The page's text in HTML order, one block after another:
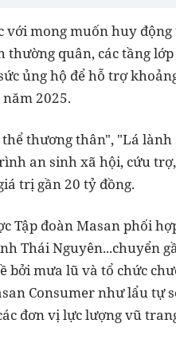
mong muốn huy
thường quân, các tầng
ủng hộ để hỗ trợ
2025.
thương thân", "Lá lành
an sinh xã hội, cứu
trị gần 20 tỷ đồng.
Tập đoàn Masan phối
Thái Nguyên...chuyển
bởi mưa lũ và tổ chức
Consumer như lẩu tự
đơn vị lực lượng vũ